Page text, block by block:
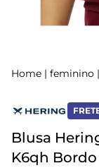
Home | feminino |
Blusa
K6qh Bordo